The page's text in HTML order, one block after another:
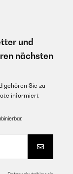
GEPRÜFTE BEWERTUNG
Arrived in perfect
und
nächsten
gehören Sie zu
informiert